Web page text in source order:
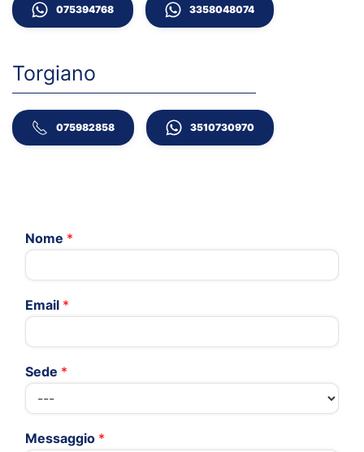
075394768 3358048074
Torgiano
075982858 3510730970
Nome *
Email *
Sede *
Messaggio *